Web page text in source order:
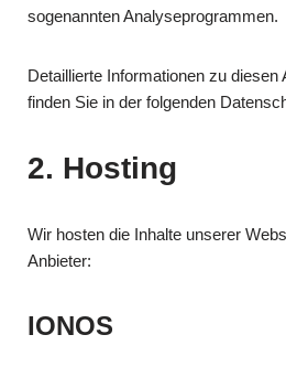
sogenannten Analyseprogrammen.
Detaillierte Informationen zu
finden Sie in der folgenden
2. Hosting
Wir hosten die Inhalte unserer
Anbieter:
IONOS